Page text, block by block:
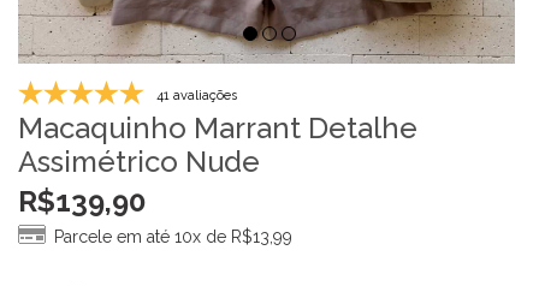
41 avaliações
Macaquinho Marrant Detalhe
Assimétrico Nude
R$139,90
Parcele em até 10x de R$13,99